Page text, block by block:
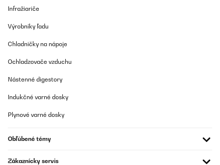
Infražiariče
Výrobníky ľadu
Chladničky na nápoje
Ochladzovače vzduchu
Nástenné digestory
Indukčné varné dosky
Plynové varné dosky
Obľúbené témy
Zákaznícky servis